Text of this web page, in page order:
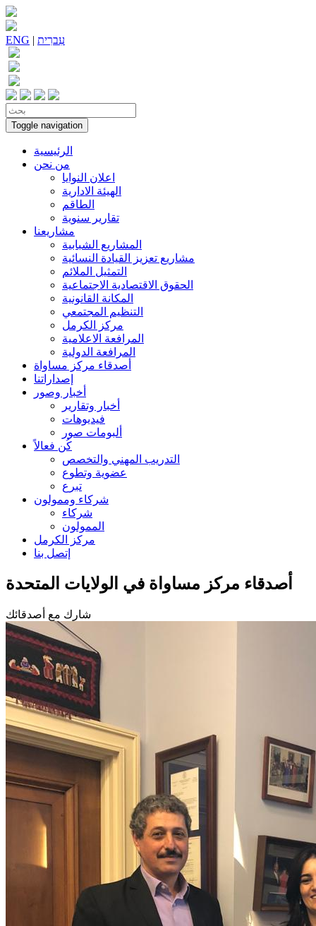
ENG | עִברִית
Toggle navigation
الرئيسية
من نحن
اعلان النوايا
الهيئة الادارية
الطاقم
تقارير سنوية
مشاريعنا
المشاريع الشبابية
مشاريع تعزيز القيادة النسائية
التمثيل الملائم
الحقوق الاقتصادية الاجتماعية
المكانة القانونية
التنظيم المجتمعي
مركز الكرمل
المرافعة الاعلامية
المرافعة الدولية
أصدقاء مركز مساواة
إصداراتنا
أخبار وصور
أخبار وتقارير
فيديوهات
ألبومات صور
كُن فعالاً
التدريب المهني والتخصص
عضوية وتطوع
تبرع
شركاء وممولون
شركاء
الممولون
مركز الكرمل
إتصل بنا
أصدقاء مركز مساواة في الولايات المتحدة
شارك مع أصدقائك